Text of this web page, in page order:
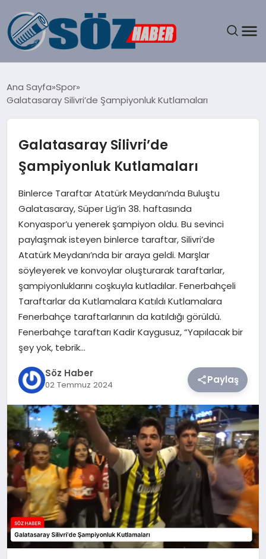
MAGAZIN
EKONOMI
SAĞLIK
TEKNOLOJI
YAŞAM
Ana Sayfa Spor
Galatasaray Silivri’de Şampiyonluk Kutlamaları
Galatasaray Silivri’de
Şampiyonluk Kutlamaları
Binlerce Taraftar Atatürk Meydanı’nda Buluştu
Galatasaray, Süper Lig’in 38. haftasında
Konyaspor’u yenerek şampiyon oldu. Bu sevinci
paylaşmak isteyen binlerce taraftar, Silivri’de
Atatürk Meydanı’nda bir araya geldi. Marşlar
söyleyerek ve konvoylar oluşturarak taraftarlar,
şampiyonluklarını coşkuyla kutladılar. Fenerbahçeli
Taraftarlar da Kutlamalara Katıldı Kutlamalara
Fenerbahçe taraftarlarının da katıldığı görüldü.
Fenerbahçe taraftarı Kadir Kaygusuz, “Yapılacak bir
şey yok, tebrik…
Söz Haber
02 Temmuz 2024 Paylaş